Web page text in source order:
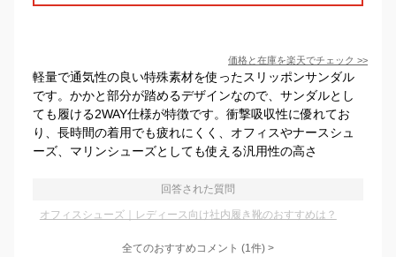
価格と在庫を楽天でチェック >>
軽量で通気性の良い特殊素材を使ったスリッポンサンダル
です。かかと部分が踏めるデザインなので、サンダルとし
ても履ける2WAY仕様が特徴です。衝撃吸収性に優れてお
り、長時間の着用でも疲れにくく、オフィスやナースシュ
ーズ、マリンシューズとしても使える汎用性の高さ
回答された質問
オフィスシューズ｜レディース向け社内履き靴のおすすめは？
全てのおすすめコメント (1件) >